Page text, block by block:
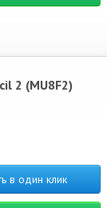
2 (MU8F2)
в один клик